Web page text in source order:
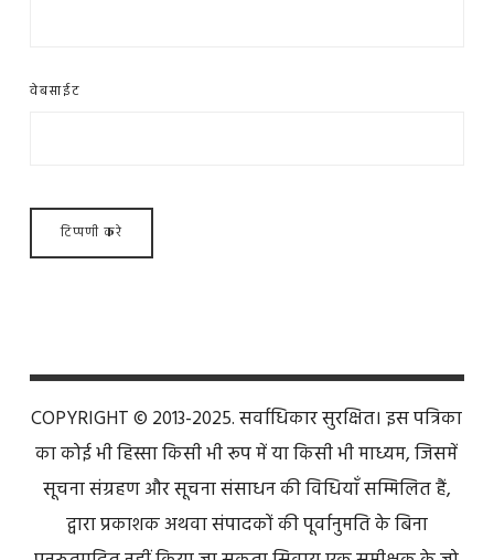
वेबसाईट
COPYRIGHT © 2013-2025. सर्वाधिकार सुरक्षित। इस पत्रिका
का कोई भी हिस्सा किसी भी रूप में या किसी भी माध्यम, जिसमें
सूचना संग्रहण और सूचना संसाधन की विधियाँ सम्मिलित हैं,
द्वारा प्रकाशक अथवा संपादकों की पूर्वानुमति के बिना